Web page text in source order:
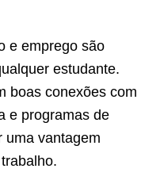
e emprego são
estudante.
boas conexões com
e programas de
uma vantagem